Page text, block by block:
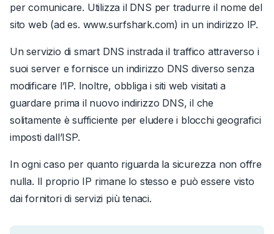
per comunicare. Utilizza il DNS per tradurre il nome del
sito web (ad es. www.surfshark.com) in un indirizzo IP.
Un servizio di smart DNS instrada il traffico attraverso i
suoi server e fornisce un indirizzo DNS diverso senza
modificare l’IP. Inoltre, obbliga i siti web visitati a
guardare prima il nuovo indirizzo DNS, il che
solitamente è sufficiente per eludere i blocchi geografici
imposti dall’ISP.
In ogni caso per quanto riguarda la sicurezza non offre
nulla. Il proprio IP rimane lo stesso e può essere visto
dai fornitori di servizi più tenaci.